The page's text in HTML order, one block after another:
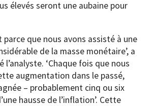
élevés seront une aubaine pour
parce que nous avons assisté à une
de la masse monétaire’, a
l’analyste. ‘Chaque fois que nous
augmentation dans le passé,
– probablement cinq ou six
hausse de l’inflation’. Cette